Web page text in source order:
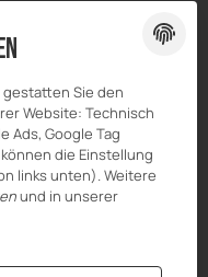
gestatten Sie den
Website: Technisch
Ads, Google Tag
die Einstellung
links unten). Weitere
und in unserer